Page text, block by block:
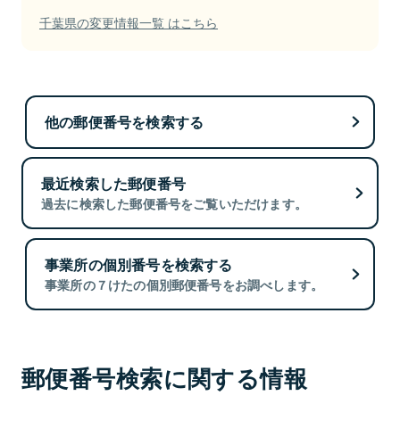
千葉県の変更情報一覧 はこちら
他の郵便番号を検索する
最近検索した郵便番号
過去に検索した郵便番号をご覧いただけます。
事業所の個別番号を検索する
事業所の７けたの個別郵便番号をお調べします。
郵便番号検索に関する情報